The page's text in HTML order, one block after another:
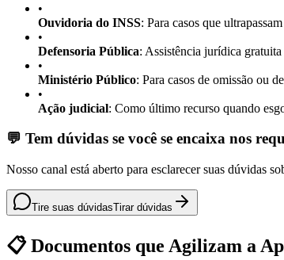
•
Ouvidoria do INSS: Para casos que
•
Defensoria Pública: Assistência jurídica
•
Ministério Público: Para casos de omissão ou
•
Ação judicial: Como último recurso quando
💬 Tem dúvidas se você se encaixa nos
Nosso canal está aberto para esclarecer suas dúvidas
Tire suas dúvidasTirar dúvidas
📋 Documentos que Agilizam a